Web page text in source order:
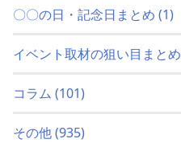
〇〇の日・記念日まとめ (1)
イベント取材の狙い目まとめ
コラム (101)
その他(935)